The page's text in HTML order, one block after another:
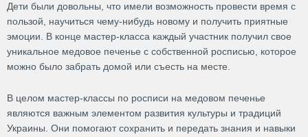
Дети были довольны, что имели возможность провести время с
пользой, научиться чему-нибудь новому и получить приятные
эмоции. В конце мастер-класса каждый участник получил свое
уникальное медовое печенье с собственной росписью, которое
можно было забрать домой или съесть на месте.
В целом мастер-классы по росписи на медовом печенье
являются важным элементом развития культуры и традиций
Украины. Они помогают сохранить и передать знания и навыки